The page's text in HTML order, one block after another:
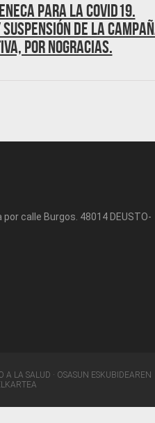
para la covid19.
de la
por NoGracias.
calle Burgos. 48014 DEUSTO-
LA SALUD · OSASUN ESKUBIDEAREN